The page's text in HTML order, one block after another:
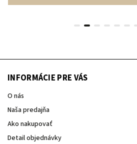
INFORMÁCIE PRE VÁS
O nás
Naša predajňa
Ako nakupovať
Detail objednávky